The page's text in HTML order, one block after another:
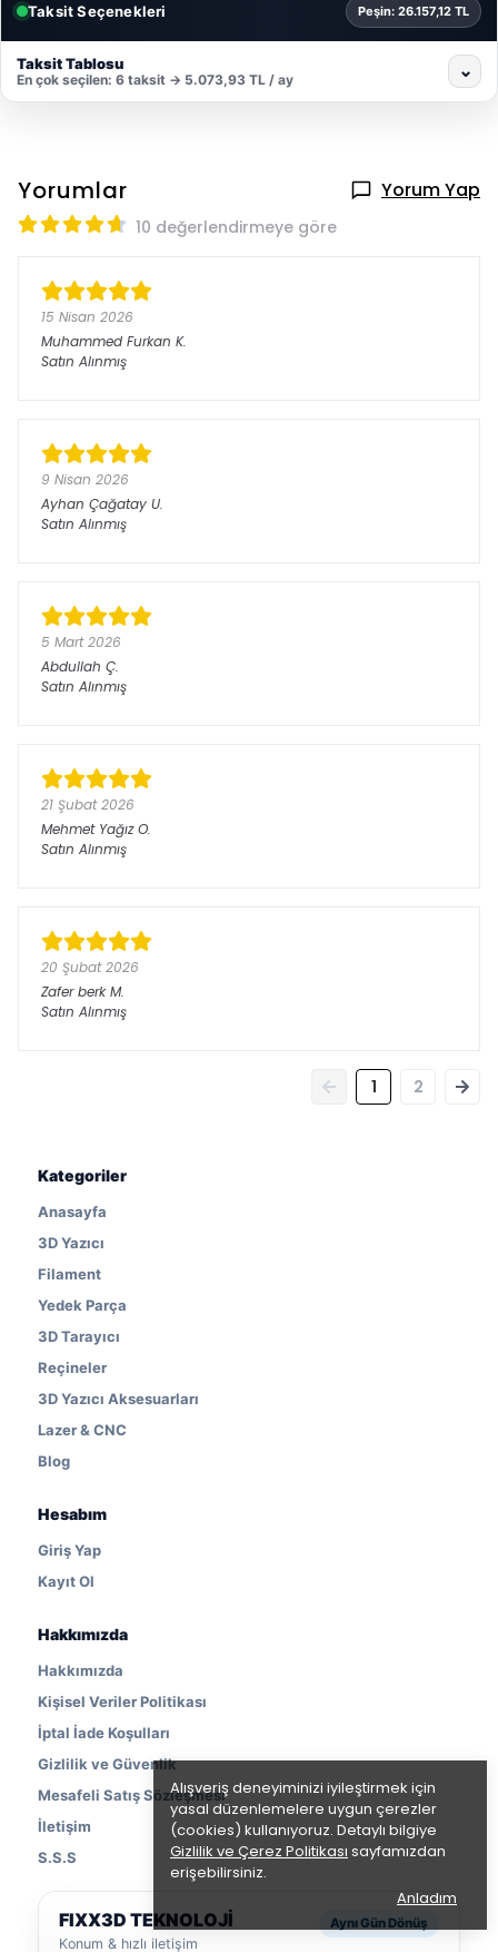
Alışveriş deneyiminizi iyileştirmek için
yasal düzenlemelere uygun çerezler
(cookies) kullanıyoruz. Detaylı bilgiye
Gizlilik ve Çerez Politikası sayfamızdan
erişebilirsiniz.
Anladım
Taksit Seçenekleri Peşin: 26.157,12 TL
Taksit Tablosu
En çok seçilen: 6 taksit → 5.073,93 TL / ay ⌄
Yorumlar Yorum Yap
10 değerlendirmeye göre
15 Nisan 2026
Muhammed Furkan K.
Satın Alınmış
9 Nisan 2026
Ayhan Çağatay U.
Satın Alınmış
5 Mart 2026
Abdullah Ç.
Satın Alınmış
21 Şubat 2026
Mehmet Yağız O.
Satın Alınmış
20 Şubat 2026
Zafer berkM.
Satın Alınmış
1 2
Kategoriler
Anasayfa
3D Yazıcı
Filament
Yedek Parça
3D Tarayıcı
Reçineler
3D Yazıcı Aksesuarları
Lazer & CNC
Blog
Hesabım
Giriş Yap
Kayıt Ol
Hakkımızda
Hakkımızda
Kişisel Veriler Politikası
İptal İade Koşulları
Gizlilik ve Güvenlik
Mesafeli Satış Sözleşmesi
İletişim
S.S.S
FIXX3D TEKNOLOJİ
Konum & hızlı iletişim
Aynı Gün Dönüş